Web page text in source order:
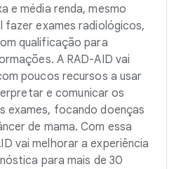
e média renda, mesmo
fazer exames radiológicos,
qualificação para
A RAD-AID vai
poucos recursos a usar
e comunicar os
exames, focando doenças
de mama. Com essa
vai melhorar a experiência
para mais de 30